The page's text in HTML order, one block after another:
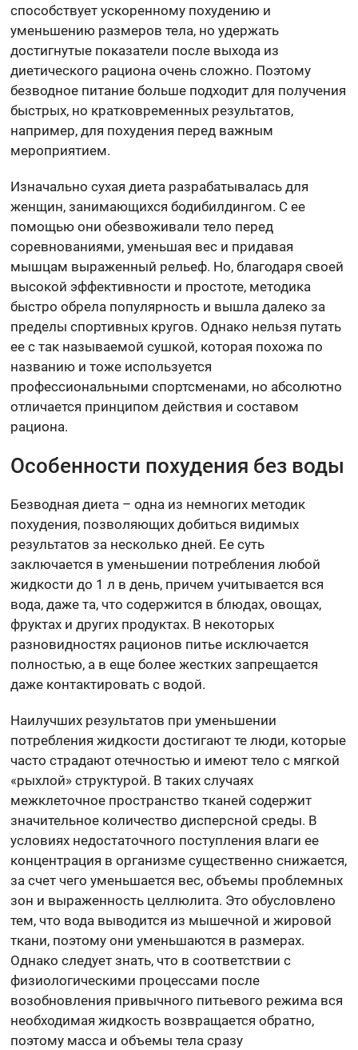
способствует ускоренному похудению и
уменьшению размеров тела, но удержать
достигнутые показатели после выхода из
диетического рациона очень сложно. Поэтому
безводное питание больше подходит для получения
быстрых, но кратковременных результатов,
например, для похудения перед важным
мероприятием.
Изначально сухая диета разрабатывалась для
женщин, занимающихся бодибилдингом. С ее
помощью они обезвоживали тело перед
соревнованиями, уменьшая вес и придавая
мышцам выраженный рельеф. Но, благодаря своей
высокой эффективности и простоте, методика
быстро обрела популярность и вышла далеко за
пределы спортивных кругов. Однако нельзя путать
ее с так называемой сушкой, которая похожа по
названию и тоже используется
профессиональными спортсменами, но абсолютно
отличается принципом действия и составом
рациона.
Особенности похудения без воды
Безводная диета – одна из немногих методик
похудения, позволяющих добиться видимых
результатов за несколько дней. Ее суть
заключается в уменьшении потребления любой
жидкости до 1 л в день, причем учитывается вся
вода, даже та, что содержится в блюдах, овощах,
фруктах и других продуктах. В некоторых
разновидностях рационов питье исключается
полностью, а в еще более жестких запрещается
даже контактировать с водой.
Наилучших результатов при уменьшении
потребления жидкости достигают те люди, которые
часто страдают отечностью и имеют тело с мягкой
«рыхлой» структурой. В таких случаях
межклеточное пространство тканей содержит
значительное количество дисперсной среды. В
условиях недостаточного поступления влаги ее
концентрация в организме существенно снижается,
за счет чего уменьшается вес, объемы проблемных
зон и выраженность целлюлита. Это обусловлено
тем, что вода выводится из мышечной и жировой
ткани, поэтому они уменьшаются в размерах.
Однако следует знать, что в соответствии с
физиологическими процессами после
возобновления привычного питьевого режима вся
необходимая жидкость возвращается обратно,
поэтому масса и объемы тела сразу